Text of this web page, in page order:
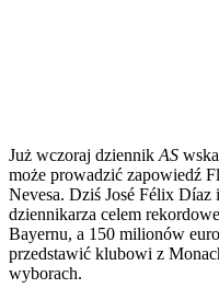
Już wczoraj dziennik AS
może prowadzić zapowiedź
Nevesa. Dziś José Félix Díaz
dziennikarza celem
Bayernu, a 150 milionów
przedstawić klubowi z
wyborach.